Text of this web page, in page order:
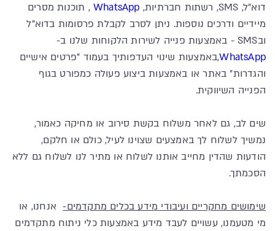
דוא"ל, SMS, רשתות חברתיות,
WhatsApp , תוכנות מסרים
מיידיים ודרכים נוספות. ניתן לסרב לקבלת פרסומות בדוא"ל
ובSMS - באמצעות פנייה לשירות הלקוחות שלנו ב-
WhatsApp,באמצעות שינוי העדפותיך בעמוד "פרטים אישיים
והגדרות" באתר או באמצעות ביצוע פעולה כמפורט בגוף
הפנייה השיווקית.
שים לב, גם לאחר משלוח בקשת סירוב או מחיקה כאמור,
נמשיך לשלוח לך באמצעים שצוינו לעיל, כולם או חלקם,
הודעות שהדין מחייב אותנו לשלוח או מתיר לנו לשלוח גם ללא
הסכמתך.
שימושים מחקריים ועיבודי מידע בכלים מתקדמים-אנחנו, או
מי מטעמנו, עשויים לעבד מידע באמצעות כלי ניתוח מתקדמים